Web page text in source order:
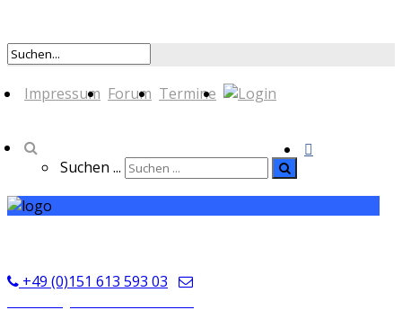
Impressum Forum Termine
Suchen ...
+49 (0)151 613 593 03